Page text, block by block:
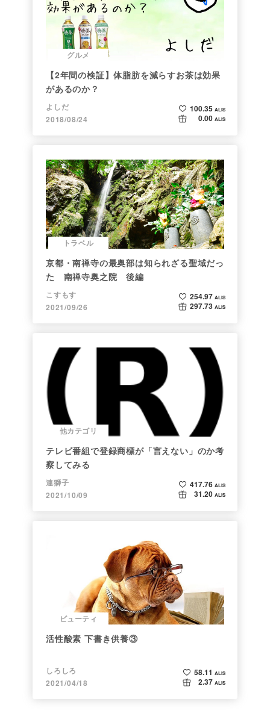
グルメ
【2年間の検証】体脂肪を減らすお茶は効果
があるのか？
よしだ
2018/08/24
100.35 ALIS
0.00 ALIS
トラベル
京都・南禅寺の最奥部は知られざる聖域だっ
た 南禅寺奥之院 後編
こすもす
2021/09/26
254.97 ALIS
297.73 ALIS
他カテゴリ
テレビ番組で登録商標が「言えない」のか考
察してみる
連獅子
2021/10/09
417.76 ALIS
31.20 ALIS
ビューティ
活性酸素 下書き供養③
しろしろ
2021/04/18
58.11 ALIS
2.37 ALIS